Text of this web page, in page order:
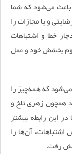
می‌شود که شما
و یا مجازات را
خطا و اشتباهات
بخشش خود و عمل
می‌شود که همه‌چیز را
همچون زهری تلخ و
در این رابطه بیشتر
اشتباهات، آن‌ها را
رفت.